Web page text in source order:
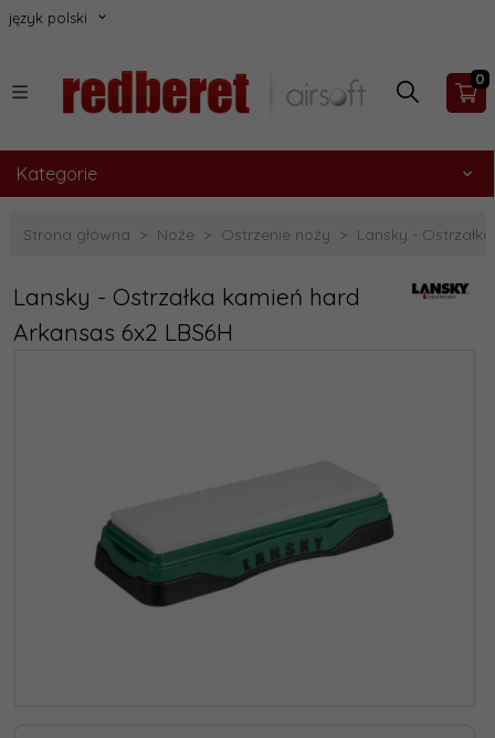
język polski
0
Kategorie
Strona główna Noże Ostrzenie noży Lansky -
Lansky - Ostrzałka kamień hard
Arkansas 6x2 LBS6H